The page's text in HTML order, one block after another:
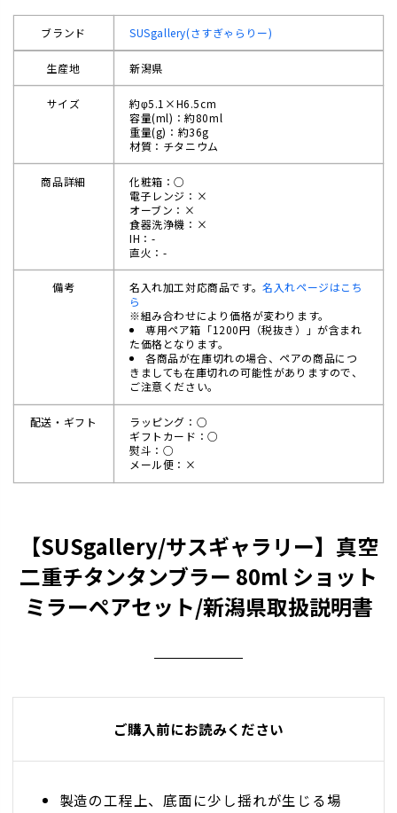
ブランド SUSgallery(さすぎゃらりー)
生産地 新潟県
サイズ
約φ5.1×H6.5cm
容量(ml)：約80ml
重量(g)：約36g
材質：チタニウム
商品詳細
化粧箱：○
電子レンジ：×
オーブン：×
食器洗浄機：×
IH：-
直火：-
備考 名入れ加工対応商品です。名入れページはこち
ら
※組み合わせにより価格が変わります。
専用ペア箱「1200円（税抜き）」が含まれ
た価格となります。
各商品が在庫切れの場合、ペアの商品につ
きましても在庫切れの可能性がありますので、
ご注意ください。
配送・ギフト
ラッピング：○
ギフトカード：○
熨斗：○
メール便：×
【SUSgallery/サスギャラリー】真空
二重チタンタンブラー 80ml ショット
ミラーペアセット/新潟県取扱説明書
ご購入前にお読みください
製造の工程上、底面に少し揺れが生じる場